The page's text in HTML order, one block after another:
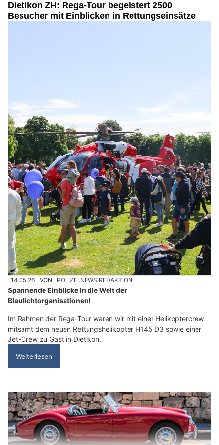
Dietikon ZH: Rega-Tour begeistert 2500
Besucher mit Einblicken in Rettungseinsätze
14.05.26 VON POLIZEI.NEWS REDAKTION
Spannende Einblicke in die Welt der
Blaulichtorganisationen!
Im Rahmen der Rega-Tour waren wir mit einer Helikoptercrew
mitsamt dem neuen Rettungshelikopter H145 D3 sowie einer
Jet-Crew zu Gast in Dietikon.
Weiterlesen